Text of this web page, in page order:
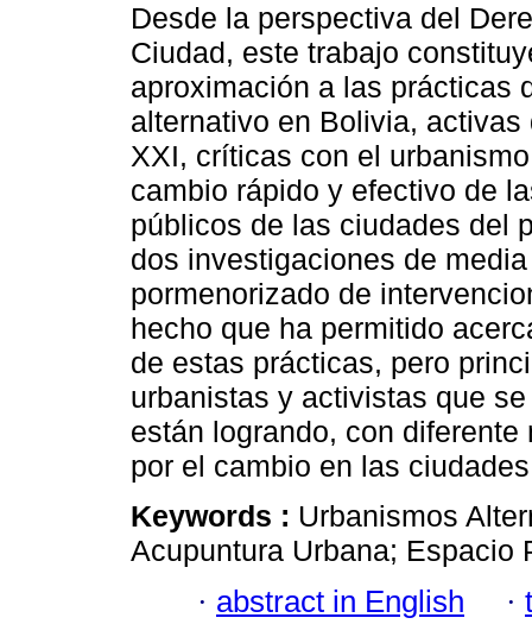
Desde la perspectiva del
Ciudad, este trabajo
aproximación a las prácticas
alternativo en Bolivia,
XXI, críticas con el
cambio rápido y efectivo de
públicos de las ciudades del
dos investigaciones de
pormenorizado de
hecho que ha permitido
de estas prácticas, pero
urbanistas y activistas que
están logrando, con
por el cambio en las
Keywords : Urbanismos
Acupuntura Urbana; Espacio
· abstract in English ·